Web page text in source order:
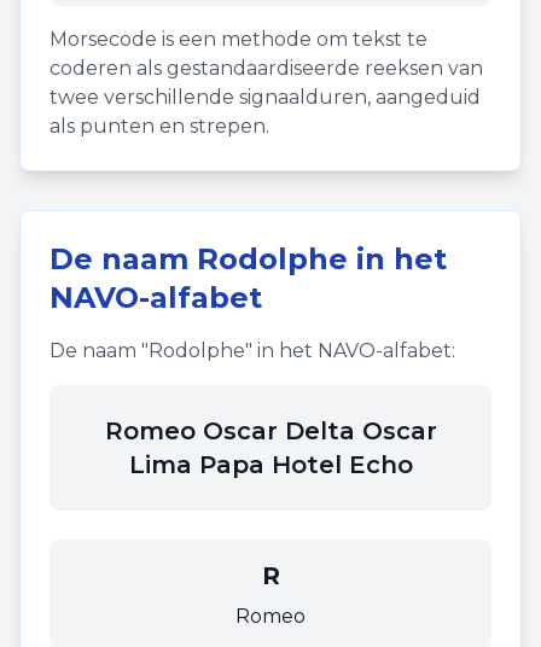
Morsecode is een methode om tekst te
coderen als gestandaardiseerde reeksen van
twee verschillende signaalduren, aangeduid
als punten en strepen.
De naam Rodolphe in het
NAVO-alfabet
De naam "Rodolphe" in het NAVO-alfabet:
Romeo Oscar Delta Oscar
Lima Papa Hotel Echo
R
Romeo